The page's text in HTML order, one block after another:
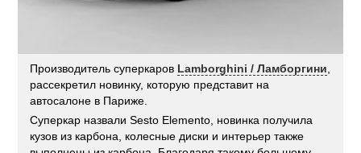
Производитель суперкаров Lamborghini / Ламборгини
рассекретил новинку, которую представит на
автосалоне в Париже.
Суперкар назвали Sesto Elemento, новинка получила
кузов из карбона, колесные диски и интерьер также